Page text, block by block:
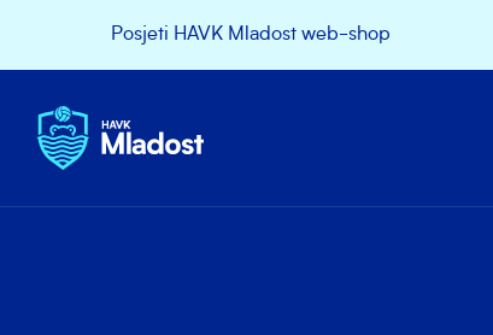
Posjeti HAVK Mladost web-shop